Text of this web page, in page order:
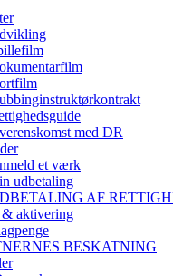
med DR
et værk
udbetaling
AF
& aktivering
BESKATNING